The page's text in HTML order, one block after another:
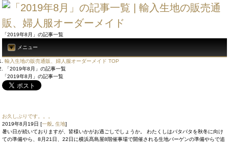
「2019年8月」の記事一覧
メニュー
輸入生地の販売通販、婦人服オーダーメイド TOP
「2019年8月」の記事一覧
「2019年8月」の記事一覧
お久しぶりです。。。
2019年8月19日 [一般 ,生地]
暑い日が続いておりますが、皆様いかがお過ごしでしょうか。 わたくしはバタバタを秋冬に向け
ての準備やら、8月21日、22日に横浜髙島屋8階催事場で開催される生地バーゲンの準備やらで追